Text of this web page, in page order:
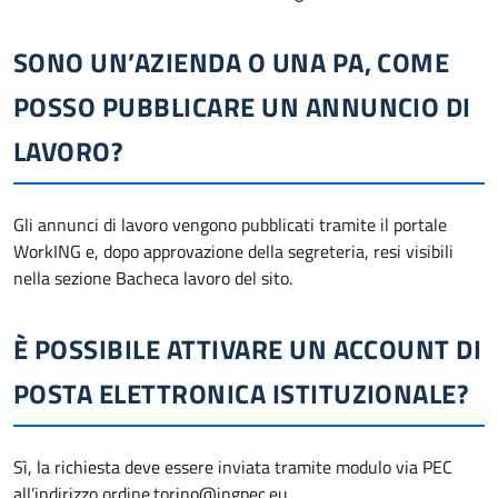
SONO UN’AZIENDA O UNA PA, COME
POSSO PUBBLICARE UN ANNUNCIO DI
LAVORO?
Gli annunci di lavoro vengono pubblicati tramite il portale
WorkING e, dopo approvazione della segreteria, resi visibili
nella sezione Bacheca lavoro del sito.
È POSSIBILE ATTIVARE UN ACCOUNT DI
POSTA ELETTRONICA ISTITUZIONALE?
Sì, la richiesta deve essere inviata tramite modulo via PEC